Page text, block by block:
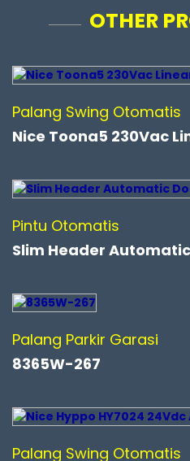
OTHER
Palang Swing Otomatis
Nice Toona5 230Vac
Pintu Otomatis
Slim Header
Palang Parkir Garasi
8365W-267
Palang Swing Otomatis